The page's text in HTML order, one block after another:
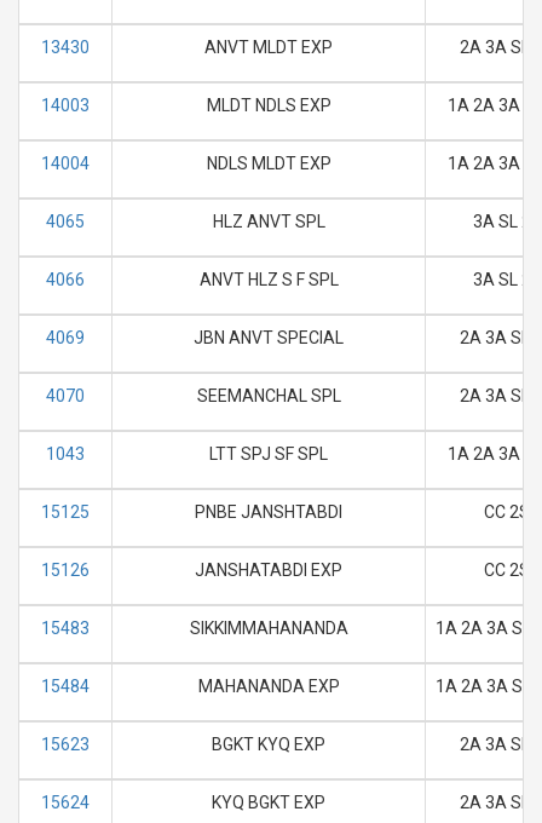
13430 ANVT MLDT EXP 2A 3A SL
14003 MLDT NDLS EXP 1A 2A 3A
14004 NDLS MLDT EXP 1A 2A 3A
4065 HLZ ANVT SPL 3A SL 2S
4066 ANVT HLZ S F SPL 3A SL 2S
4069 JBN ANVT SPECIAL 2A 3A SL
4070 SEEMANCHAL SPL 2A 3A SL
1043 LTT SPJ SF SPL 1A 2A 3A
15125 PNBE JANSHTABDI CC 2S
15126 JANSHATABDI EXP CC 2S
15483 SIKKIMMAHANANDA 1A 2A 3A SL
15484 MAHANANDA EXP 1A 2A 3A SL
15623 BGKT KYQ EXP 2A 3A SL
15624 KYQ BGKT EXP 2A 3A SL